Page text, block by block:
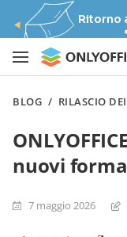
Ritorno
BLOG / RILASCIO
nuovi
7 maggio 2026